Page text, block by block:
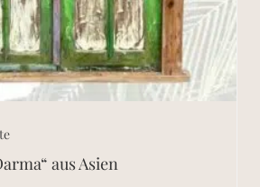
aus Asien